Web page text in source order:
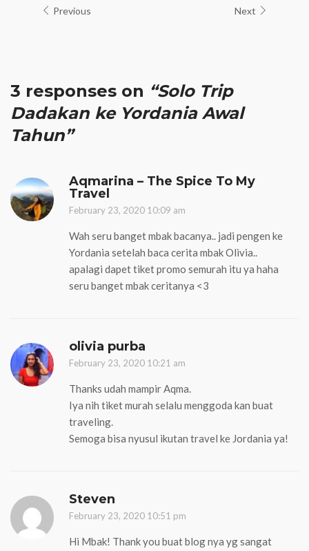
Previous Next
3 responses on “Solo Trip
Dadakan ke Yordania Awal
Tahun”
Aqmarina – The Spice To My
Travel
February 23, 2020 10:09 am
Wah seru banget mbak bacanya.. jadi pengen ke
Yordania setelah baca cerita mbak Olivia..
apalagi dapet tiket promo semurah itu ya haha
seru banget mbak ceritanya <3
olivia purba
February 23, 2020 10:21 am
Thanks udah mampir Aqma.
Iya nih tiket murah selalu menggoda kan buat
traveling.
Semoga bisa nyusul ikutan travel ke Jordania ya!
Steven
February 23, 2020 10:51 pm
Hi Mbak! Thank you buat blog nya yg sangat